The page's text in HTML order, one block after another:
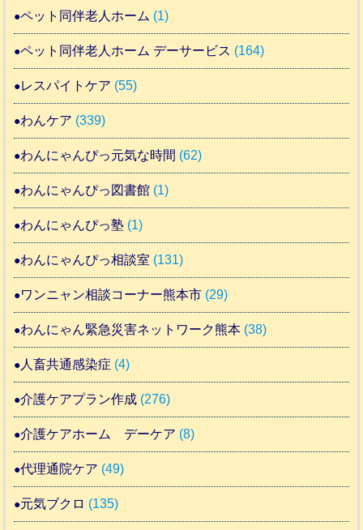
ペット同伴老人ホーム (1)
ペット同伴老人ホーム デーサービス (164)
レスパイトケア (55)
わんケア (339)
わんにゃんぴっ元気な時間 (62)
わんにゃんぴっ図書館 (1)
わんにゃんぴっ塾 (1)
わんにゃんぴっ相談室 (131)
ワンニャン相談コーナー熊本市 (29)
わんにゃん緊急災害ネットワーク熊本 (38)
人畜共通感染症 (4)
介護ケアプラン作成 (276)
介護ケアホーム デーケア (8)
代理通院ケア (49)
元気ブクロ (135)